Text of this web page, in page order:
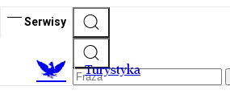
Serwisy
Turystyka